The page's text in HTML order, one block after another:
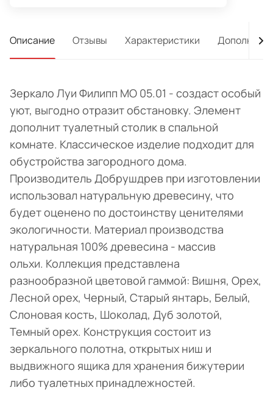
Описание Отзывы Характеристики
Зеркало Луи Филипп МО 05.01 - создаст особый
уют, выгодно отразит обстановку. Элемент
дополнит туалетный столик в спальной
комнате. Классическое изделие подходит для
обустройства загородного дома.
Производитель Добрушдрев при изготовлении
использовал натуральную древесину, что
будет оценено по достоинству ценителями
экологичности. Материал производства
натуральная 100% древесина - массив
ольхи. Коллекция представлена
разнообразной цветовой гаммой: Вишня, Орех,
Лесной орех, Черный, Старый янтарь, Белый,
Слоновая кость, Шоколад, Дуб золотой,
Темный орех. Конструкция состоит из
зеркального полотна, открытых ниш и
выдвижного ящика для хранения бижутерии
либо туалетных принадлежностей.